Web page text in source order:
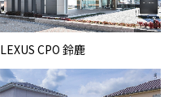
LEXUS CPO 鈴鹿